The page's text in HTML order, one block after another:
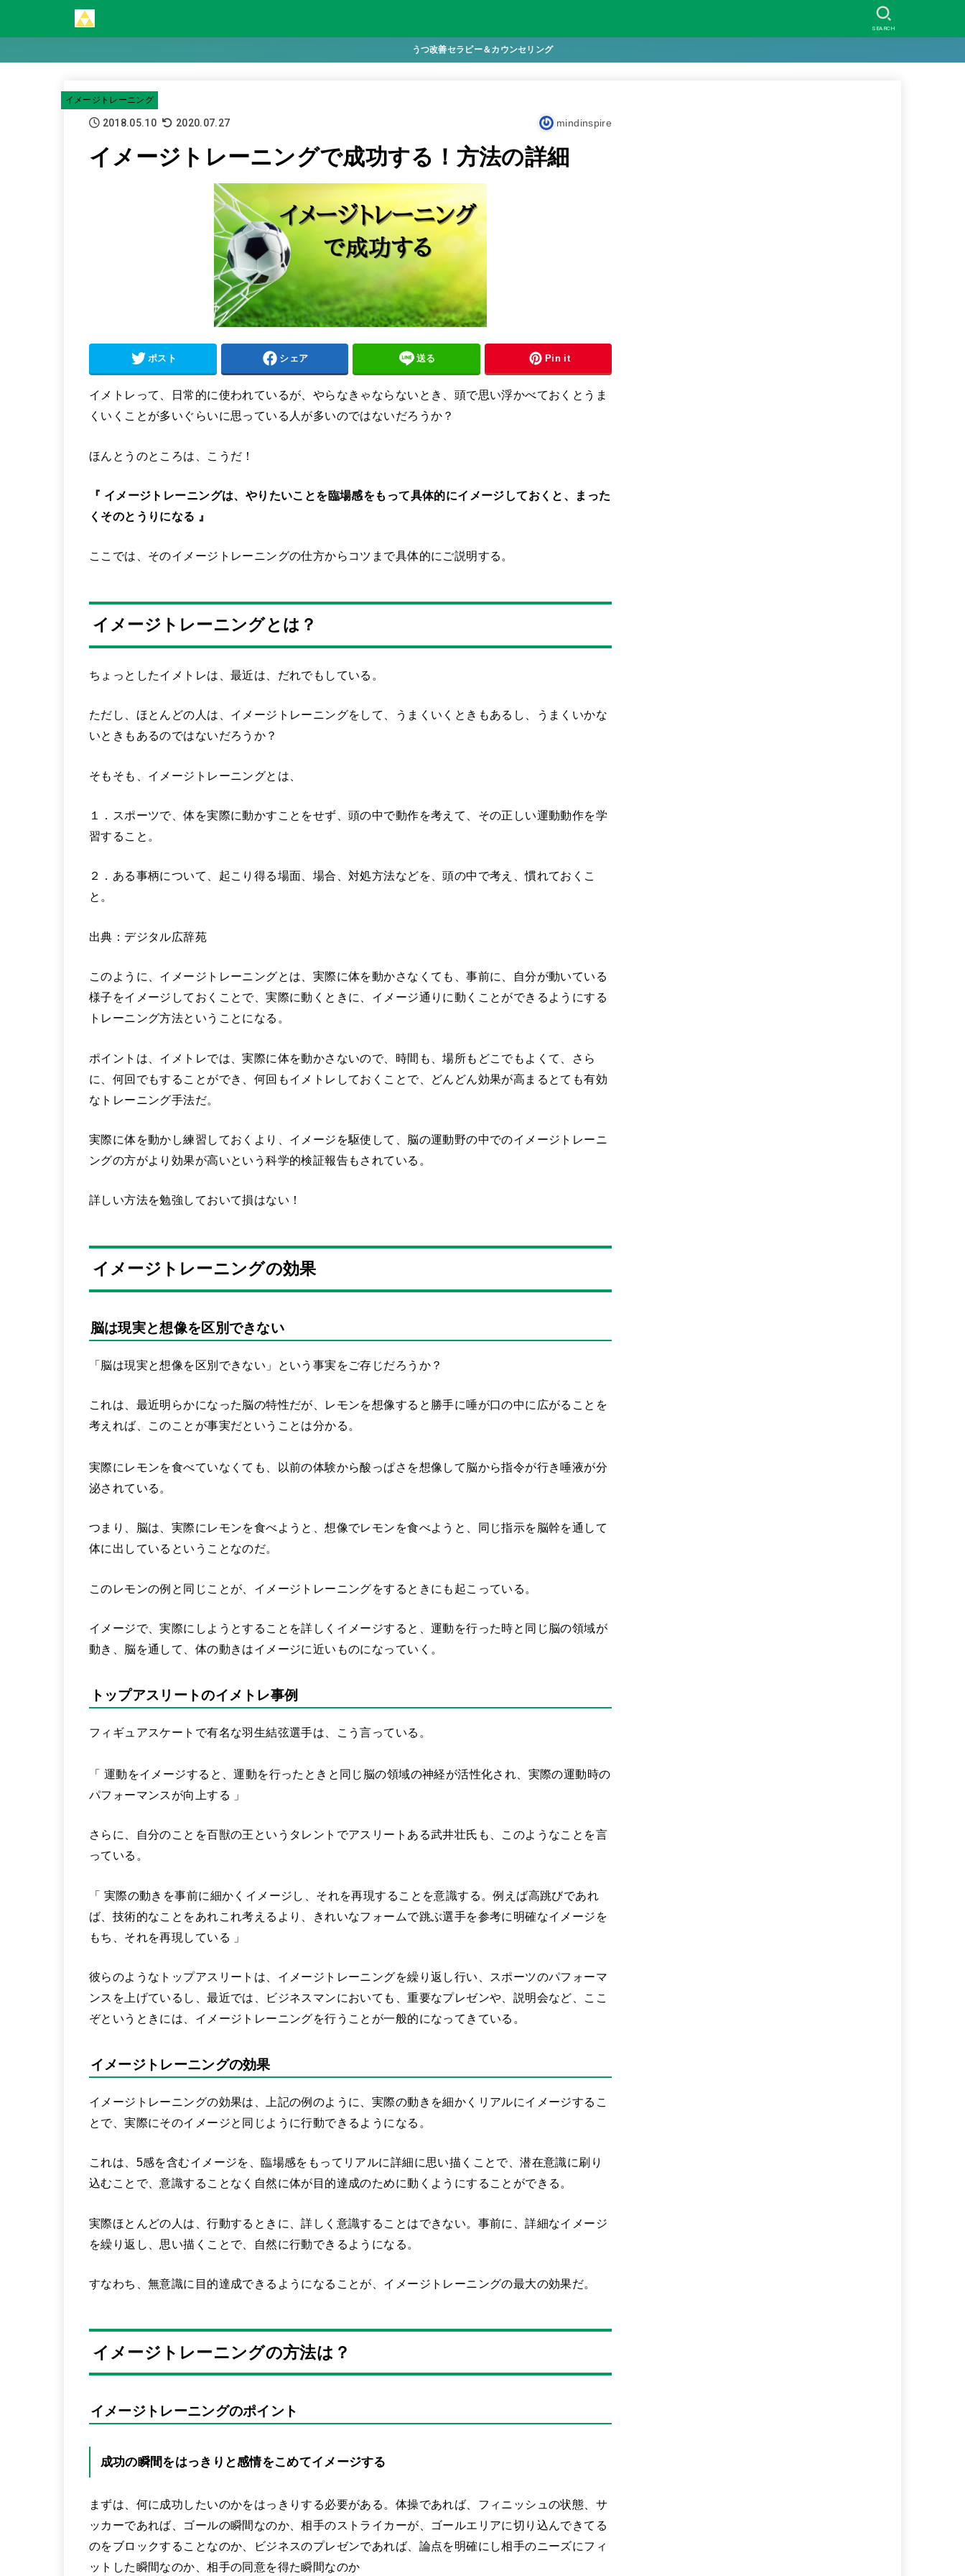
SEARCH
うつ改善セラピー＆カウンセリング
イメージトレーニング
2018.05.10 2020.07.27 mindinspire
イメージトレーニングで成功する！方法の詳細
ポスト シェア 送る Pin it
イメトレって、日常的に使われているが、やらなきゃならないとき、頭で思い浮かべておくとうま
くいくことが多いぐらいに思っている人が多いのではないだろうか？
ほんとうのところは、こうだ！
『 イメージトレーニングは、やりたいことを臨場感をもって具体的にイメージしておくと、まった
くそのとうりになる 』
ここでは、そのイメージトレーニングの仕方からコツまで具体的にご説明する。
イメージトレーニングとは？
ちょっとしたイメトレは、最近は、だれでもしている。
ただし、ほとんどの人は、イメージトレーニングをして、うまくいくときもあるし、うまくいかな
いときもあるのではないだろうか？
そもそも、イメージトレーニングとは、
１．スポーツで、体を実際に動かすことをせず、頭の中で動作を考えて、その正しい運動動作を学
習すること。
２．ある事柄について、起こり得る場面、場合、対処方法などを、頭の中で考え、慣れておくこ
と。
出典：デジタル広辞苑
このように、イメージトレーニングとは、実際に体を動かさなくても、事前に、自分が動いている
様子をイメージしておくことで、実際に動くときに、イメージ通りに動くことができるようにする
トレーニング方法ということになる。
ポイントは、イメトレでは、実際に体を動かさないので、時間も、場所もどこでもよくて、さら
に、何回でもすることができ、何回もイメトレしておくことで、どんどん効果が高まるとても有効
なトレーニング手法だ。
実際に体を動かし練習しておくより、イメージを駆使して、脳の運動野の中でのイメージトレーニ
ングの方がより効果が高いという科学的検証報告もされている。
詳しい方法を勉強しておいて損はない！
イメージトレーニングの効果
脳は現実と想像を区別できない
「脳は現実と想像を区別できない」という事実をご存じだろうか？
これは、最近明らかになった脳の特性だが、レモンを想像すると勝手に唾が口の中に広がることを
考えれば、このことが事実だということは分かる。
実際にレモンを食べていなくても、以前の体験から酸っぱさを想像して脳から指令が行き唾液が分
泌されている。
つまり、脳は、実際にレモンを食べようと、想像でレモンを食べようと、同じ指示を脳幹を通して
体に出しているということなのだ。
このレモンの例と同じことが、イメージトレーニングをするときにも起こっている。
イメージで、実際にしようとすることを詳しくイメージすると、運動を行った時と同じ脳の領域が
動き、脳を通して、体の動きはイメージに近いものになっていく。
トップアスリートのイメトレ事例
フィギュアスケートで有名な羽生結弦選手は、こう言っている。
「 運動をイメージすると、運動を行ったときと同じ脳の領域の神経が活性化され、実際の運動時の
パフォーマンスが向上する 」
さらに、自分のことを百獣の王というタレントでアスリートある武井壮氏も、このようなことを言
っている。
「 実際の動きを事前に細かくイメージし、それを再現することを意識する。例えば高跳びであれ
ば、技術的なことをあれこれ考えるより、きれいなフォームで跳ぶ選手を参考に明確なイメージを
もち、それを再現している 」
彼らのようなトップアスリートは、イメージトレーニングを繰り返し行い、スポーツのパフォーマ
ンスを上げているし、最近では、ビジネスマンにおいても、重要なプレゼンや、説明会など、ここ
ぞというときには、イメージトレーニングを行うことが一般的になってきている。
イメージトレーニングの効果
イメージトレーニングの効果は、上記の例のように、実際の動きを細かくリアルにイメージするこ
とで、実際にそのイメージと同じように行動できるようになる。
これは、5感を含むイメージを、臨場感をもってリアルに詳細に思い描くことで、潜在意識に刷り
込むことで、意識することなく自然に体が目的達成のために動くようにすることができる。
実際ほとんどの人は、行動するときに、詳しく意識することはできない。事前に、詳細なイメージ
を繰り返し、思い描くことで、自然に行動できるようになる。
すなわち、無意識に目的達成できるようになることが、イメージトレーニングの最大の効果だ。
イメージトレーニングの方法は？
イメージトレーニングのポイント
成功の瞬間をはっきりと感情をこめてイメージする
まずは、何に成功したいのかをはっきりする必要がある。体操であれば、フィニッシュの状態、サ
ッカーであれば、ゴールの瞬間なのか、相手のストライカーが、ゴールエリアに切り込んできてる
のをブロックすることなのか、ビジネスのプレゼンであれば、論点を明確にし相手のニーズにフィ
ットした瞬間なのか、相手の同意を得た瞬間なのか